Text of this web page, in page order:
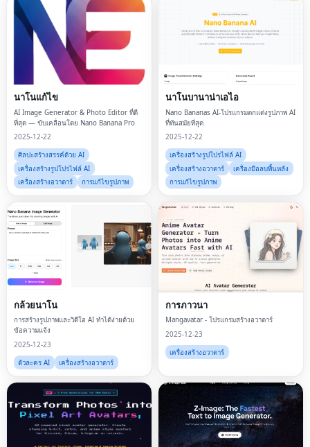
นาโนแก้ไข
AI Image Generator & Photo Editor ที่ดี
ที่สุด — ขับเคลื่อนโดย Nano Banana Pro
2025-12-22
ศิลปะสร้างสรรค์ด้วย AI
เครื่องสร้างรูปโปรไฟล์ AI
เครื่องสร้างอวาตาร์
การแก้ไขรูปภาพ
นาโนบานาน่าเอไอ
Nano Bananas AI-โปรแกรมตกแต่งรูปภาพ AI
ที่ทันสมัยที่สุด
2025-12-22
เครื่องสร้างรูปโปรไฟล์ AI
เครื่องสร้างอวาตาร์
เครื่องมือลบพื้นหลัง
การแก้ไขรูปภาพ
กล้วยนาโน
การสร้างรูปภาพและวิดีโอ AI ทำได้ง่ายด้วย
ข้อความแจ้ง
2025-12-23
ตัวละคร AI
เครื่องสร้างอวาตาร์
การภาวนา
Mangavatar - โปรแกรมสร้างอวาตาร์
2025-12-23
เครื่องสร้างอวาตาร์